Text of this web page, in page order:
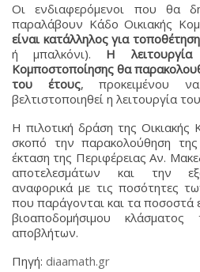
Οι ενδιαφερόμενοι που θα
παραλάβουν Κάδο Οικιακής
είναι κατάλληλος για
ή μπαλκόνι). Η
Κομποστοποίησης θα
του έτους, προκειμένου
βελτιστοποιηθεί η λειτουργία
Η πιλοτική δράση της Οικιακής
σκοπό την παρακολούθηση
έκταση της Περιφέρειας Αν.
αποτελεσμάτων και την
αναφορικά με τις ποσότητες
που παράγονται και τα ποσοστά
βιοαποδομήσιμου
αποβλήτων.
Πηγή: diaamath.gr